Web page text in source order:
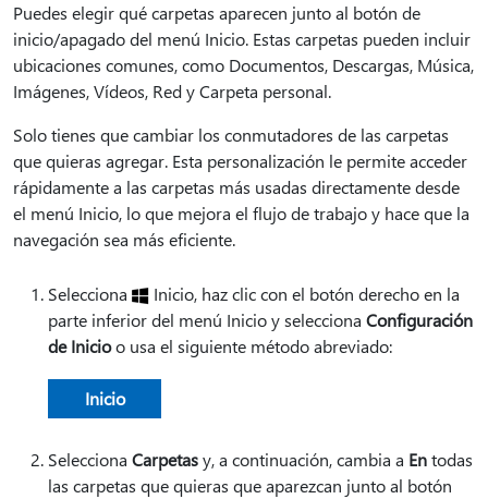
Puedes elegir qué carpetas aparecen junto al botón de
inicio/apagado del menú Inicio. Estas carpetas pueden incluir
ubicaciones comunes, como Documentos, Descargas, Música,
Imágenes, Vídeos, Red y Carpeta personal.
Solo tienes que cambiar los conmutadores de las carpetas
que quieras agregar. Esta personalización le permite acceder
rápidamente a las carpetas más usadas directamente desde
el menú Inicio, lo que mejora el flujo de trabajo y hace que la
navegación sea más eficiente.
Selecciona
Inicio, haz clic con el botón derecho en la
parte inferior del menú Inicio y selecciona Configuración
de Inicioo usa el siguiente método abreviado:
Inicio
Selecciona Carpetasy, a continuación, cambia a Entodas
las carpetas que quieras que aparezcan junto al botón